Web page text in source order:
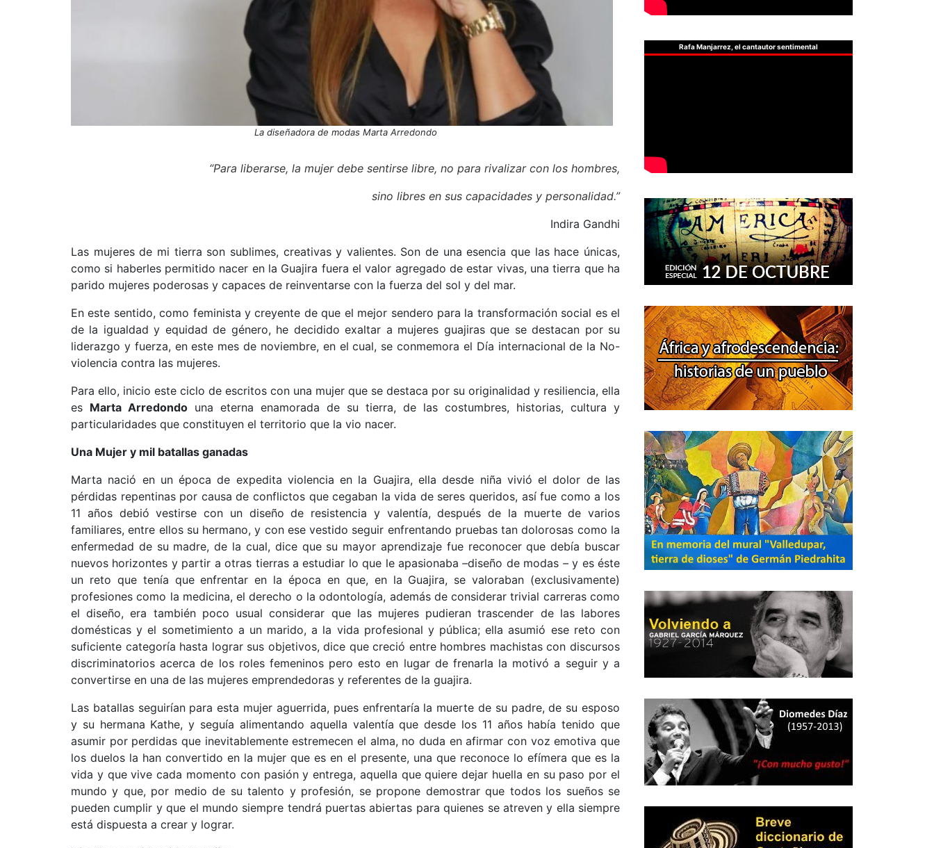
La diseñadora de modas Marta Arredondo
“Para liberarse, la mujer debe sentirse libre, no para rivalizar con los hombres,
sino libres en sus capacidades y personalidad.”
Indira Gandhi
Las mujeres de mi tierra son sublimes, creativas y valientes. Son de una esencia que las hace únicas,
como si haberles permitido nacer en la Guajira fuera el valor agregado de estar vivas, una tierra que ha
parido mujeres poderosas y capaces de reinventarse con la fuerza del sol y del mar.
En este sentido, como feminista y creyente de que el mejor sendero para la transformación social es el
de la igualdad y equidad de género, he decidido exaltar a mujeres guajiras que se destacan por su
liderazgo y fuerza, en este mes de noviembre, en el cual, se conmemora el Día internacional de la No-
violencia contra las mujeres.
Para ello, inicio este ciclo de escritos con una mujer que se destaca por su originalidad y resiliencia, ella
es Marta Arredondo una eterna enamorada de su tierra, de las costumbres, historias, cultura y
particularidades que constituyen el territorio que la vio nacer.
Una Mujer y mil batallas ganadas
Marta nació en un época de expedita violencia en la Guajira, ella desde niña vivió el dolor de las
pérdidas repentinas por causa de conflictos que cegaban la vida de seres queridos, así fue como a los
11 años debió vestirse con un diseño de resistencia y valentía, después de la muerte de varios
familiares, entre ellos su hermano, y con ese vestido seguir enfrentando pruebas tan dolorosas como la
enfermedad de su madre, de la cual, dice que su mayor aprendizaje fue reconocer que debía buscar
nuevos horizontes y partir a otras tierras a estudiar lo que le apasionaba–diseño de modas –y es éste
un reto que tenía que enfrentar en la época en que, en la Guajira, se valoraban (exclusivamente)
profesiones como la medicina, el derecho o la odontología, además de considerar trivial carreras como
el diseño, era también poco usual considerar que las mujeres pudieran trascender de las labores
domésticas y el sometimiento a un marido, a la vida profesional y pública; ella asumió ese reto con
suficiente categoría hasta lograr sus objetivos, dice que creció entre hombres machistas con discursos
discriminatorios acerca de los roles femeninos pero esto en lugar de frenarla la motivó a seguir y a
convertirse en una de las mujeres emprendedoras y referentes de la guajira.
Las batallas seguirían para esta mujer aguerrida, pues enfrentaría la muerte de su padre, de su esposo
y su hermana Kathe, y seguía alimentando aquella valentía que desde los 11 años había tenido que
asumir por perdidas que inevitablemente estremecen el alma, no duda en afirmar con voz emotiva que
los duelos la han convertido en la mujer que es en el presente, una que reconoce lo efímera que es la
vida y que vive cada momento con pasión y entrega, aquella que quiere dejar huella en su paso por el
mundo y que, por medio de su talento y profesión, se propone demostrar que todos los sueños se
pueden cumplir y que el mundo siempre tendrá puertas abiertas para quienes se atreven y ella siempre
está dispuesta a crear y lograr.
Rafa Manjarrez, el cantautor sentimental